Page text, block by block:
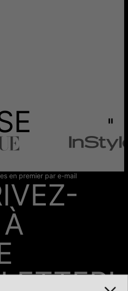
en premier par e-mail